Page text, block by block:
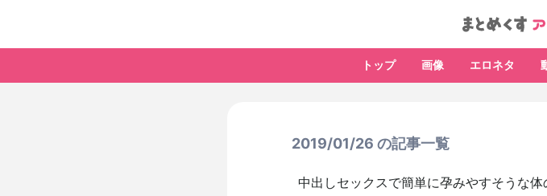
トップ 画像 エロネタ
2019/01/26 の記事一覧
中出しセックスで簡単に孕みやすそうな